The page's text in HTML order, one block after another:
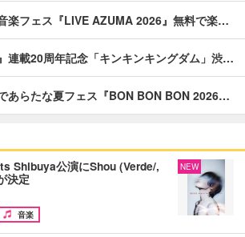
楽フェス『LIVE AZUMA 2026』無料で楽…
連載20周年記念「キンキンキングダム」渋…
あらたな夏フェス『BON BON BON 2026…
Shibuya公演にShou (Verde/,
決定
音楽
NEW